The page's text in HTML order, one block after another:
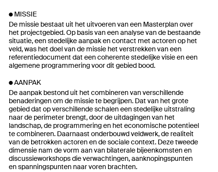
MISSIE
De missie bestaat uit het uitvoeren van een Masterplan over
het projectgebied. Op basis van een analyse van de bestaande
situatie, een stedelijke aanpak en contact met actoren op het
veld, was het doel van de missie het verstrekken van een
referentiedocument dat een coherente stedelijke visie en een
algemene programmering voor dit gebied bood.
AANPAK
De aanpak bestond uit het combineren van verschillende
benaderingen om de missie te begrijpen. Dat van het grote
gebied dat op verschillende schalen een stedelijke uitstraling
naar de perimeter brengt, door de uitdagingen van het
landschap, de programmering en het economische potentieel
te combineren. Daarnaast onderbouwd veldwerk, de realiteit
van de betrokken actoren en de sociale context. Deze tweede
dimensie nam de vorm aan van bilaterale bijeenkomsten en
discussieworkshops die verwachtingen, aanknopingspunten
en spanningspunten naar voren brachten.